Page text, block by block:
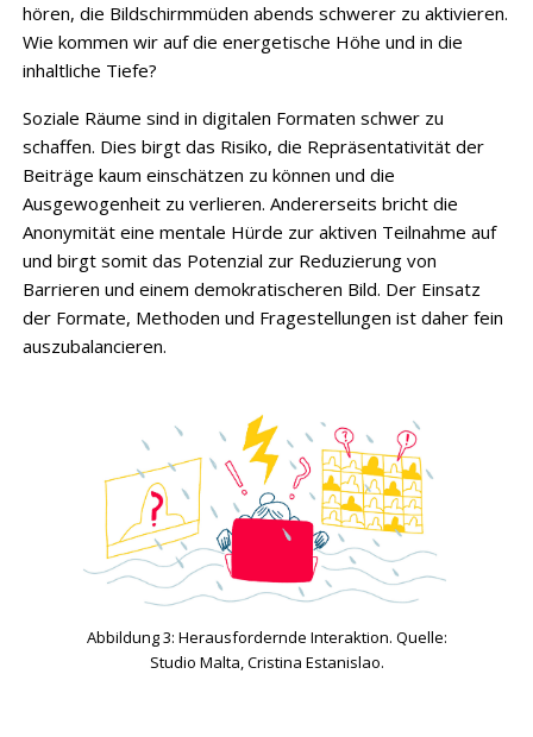
hören, die Bildschirmmüden abends schwerer zu aktivieren.
Wie kommen wir auf die energetische Höhe und in die
inhaltliche Tiefe?
Soziale Räume sind in digitalen Formaten schwer zu
schaffen. Dies birgt das Risiko, die Repräsentativität der
Beiträge kaum einschätzen zu können und die
Ausgewogenheit zu verlieren. Andererseits bricht die
Anonymität eine mentale Hürde zur aktiven Teilnahme auf
und birgt somit das Potenzial zur Reduzierung von
Barrieren und einem demokratischeren Bild. Der Einsatz
der Formate, Methoden und Fragestellungen ist daher fein
auszubalancieren.
Abbildung 3: Herausfordernde Interaktion. Quelle:
Studio Malta, Cristina Estanislao.